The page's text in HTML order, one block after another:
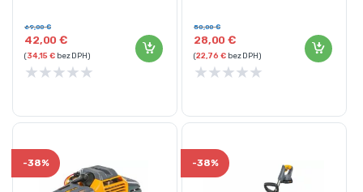
42,00€
69,00€
(34,15€bez DPH)
★★★★★
28,00€
50,00€
(22,76€bez DPH)
★★★★★
-38% -38%